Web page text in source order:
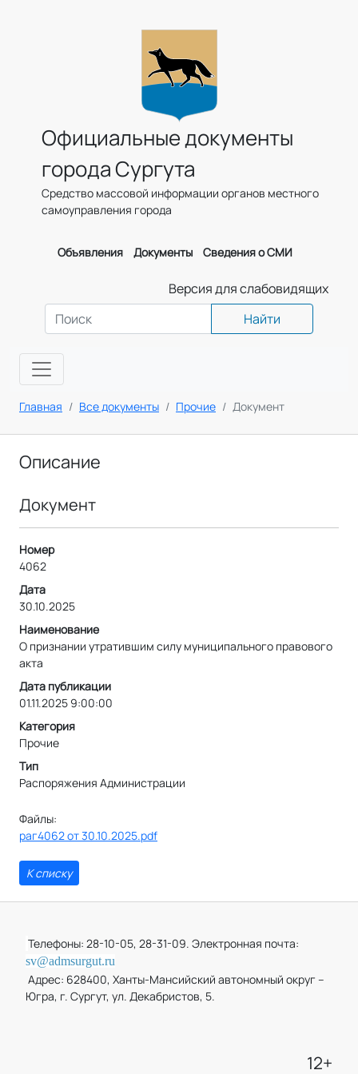
Официальные документы
города Сургута
Средство массовой информации органов местного
самоуправления города
Объявления Документы Сведения о СМИ
Версия для слабовидящих
Найти
Главная Все документы Прочие Документ
Описание
Документ
Номер
4062
Дата
30.10.2025
Наименование
О признании утратившим силу муниципального правового
акта
Дата публикации
01.11.2025 9:00:00
Категория
Прочие
Тип
Распоряжения Администрации
Файлы:
раг4062 от 30.10.2025.pdf
К списку
Телефоны: 28-10-05, 28-31-09. Электронная почта:
sv@admsurgut.ru
Адрес: 628400, Ханты-Мансийский автономный округ –
Югра, г. Сургут, ул. Декабристов, 5.
12+